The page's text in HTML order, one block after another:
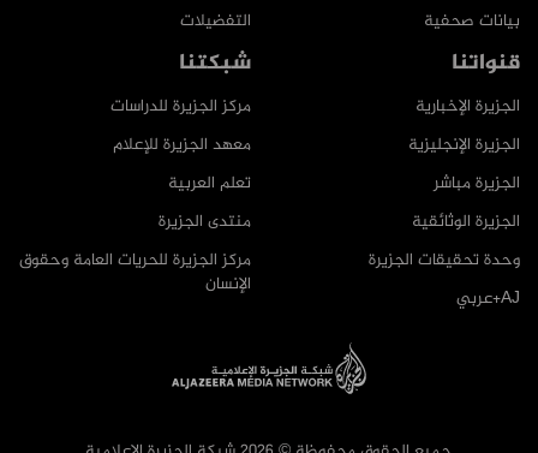
التفضيلات
بيانات صحفية
شبكتنا
مركز الجزيرة للدراسات
معهد الجزيرة للإعلام
تعلم العربية
منتدى الجزيرة
مركز الجزيرة للحريات العامة وحقوق
الإنسان
قنواتنا
الجزيرة الإخبارية
الجزيرة الإنجليزية
الجزيرة مباشر
الجزيرة الوثائقية
وحدة تحقيقات الجزيرة
AJ+عربي